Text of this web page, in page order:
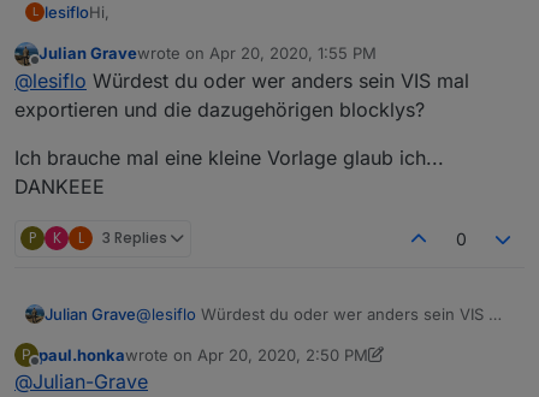
L lesifloHi,
mir ist noch aufgefallen, dass wenn ich alle Ventile
nacheinander starten lasse, die Restlaufzeit für die
einzelen Ventile falsch berechnet wird. Die
Gesamtlaufzeit ist korrekt. Die erste Zeit ist noch
korrekt, bei jeder weiteren wird Restzeit mit
draufgerechnet. Wenn ich nur einen Kreis alleine
manuell starte stimmen die Restzeiten.
Offline
Julian Gravewrote on Apr 20, 2020, 1:55 PM
last edited by
@lesiflo Würdest du oder wer anders sein VIS mal
exportieren und die dazugehörigen blocklys?
Ich brauche mal eine kleine Vorlage glaub ich...
DANKEEE
P K L 3 Replies 0
Julian Grave@lesiflo Würdest du oder wer anders sein VIS mal
Ich brauche mal eine kleine Vorlage glaub ich...
DANKEEE
P
Offline
paul.honkawrote on Apr 20, 2020, 2:50 PM
last edited by paul.honkaApr 20, 2020, 4:52 PM
@Julian-Grave